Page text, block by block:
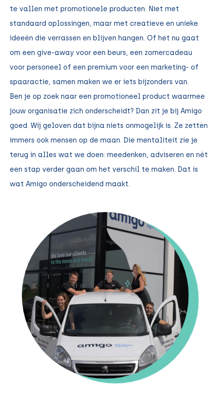
te vallen met promotionele producten. Niet met
standaard oplossingen, maar met creatieve en unieke
ideeën die verrassen en blijven hangen. Of het nu gaat
om een give-away voor een beurs, een zomercadeau
voor personeel of een premium voor een marketing- of
spaaractie, samen maken we er iets bijzonders van.
Ben je op zoek naar een promotioneel product waarmee
jouw organisatie zich onderscheidt? Dan zit je bij Amigo
goed. Wij geloven dat bijna niets onmogelijk is. Ze zetten
immers ook mensen op de maan. Die mentaliteit zie je
terug in alles wat we doen: meedenken, adviseren en nét
een stap verder gaan om het verschil te maken. Dat is
wat Amigo onderscheidend maakt.